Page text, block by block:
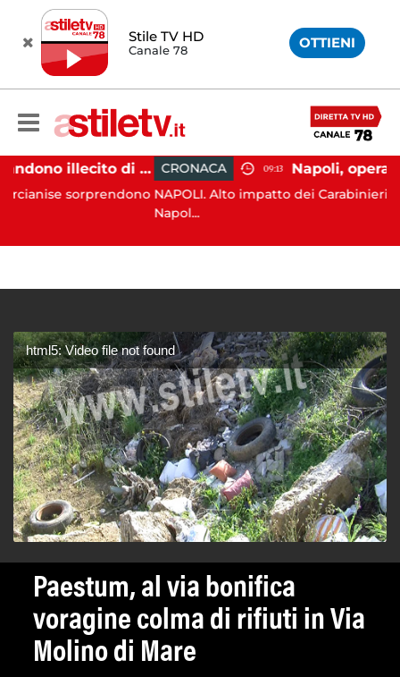
Stile TV HD
Canale 78 OTTIENI
Aversa, abbandono illecito di rifiuti: uomo sorpreso dai carabinieri
sorprendono
CRONACA 09:13
NAPOLI. Alto impatto dei Carabinieri della
html5: Video file not found
Paestum, al via bonifica
voragine colma di rifiuti in Via
Molino di Mare